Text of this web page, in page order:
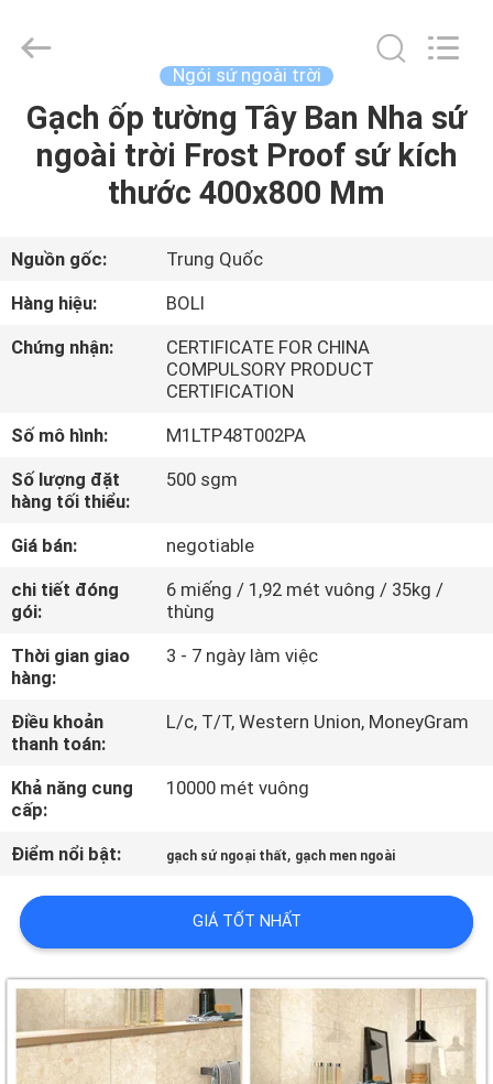
NHÀ
VIDEO
VỀ
TÔI
CHUYẾN
THAM
QUAN
NHÀ
MÁY
KIỂM
SOÁT
CHẤT
LƯỢNG
LIÊN
HỆ
VỚI
CHÚNG
TÔI
CERAMICS
Reserved.
Ngói sứ ngoài trời
Gạch ốp tường Tây Ban Nha sứ
ngoài trời Frost Proof sứ kích
thước 400x800 Mm
Nguồn gốc:
Trung Quốc
Hàng hiệu:
BOLI
Chứng nhận:
CERTIFICATE FOR CHINA
COMPULSORY PRODUCT
CERTIFICATION
Số mô hình:
M1LTP48T002PA
Số lượng đặt
hàng tối thiểu:
500 sgm
Giá bán:
negotiable
chi tiết đóng
gói:
6 miếng / 1,92 mét vuông / 35kg /
thùng
Thời gian giao
hàng:
3 - 7 ngày làm việc
Điều khoản
thanh toán:
L/c, T/T, Western Union, MoneyGram
Khả năng cung
cấp:
10000 mét vuông
Điểm nổi bật: gạch sứ ngoại thất, gạch men ngoài
GIÁ TỐT NHẤT